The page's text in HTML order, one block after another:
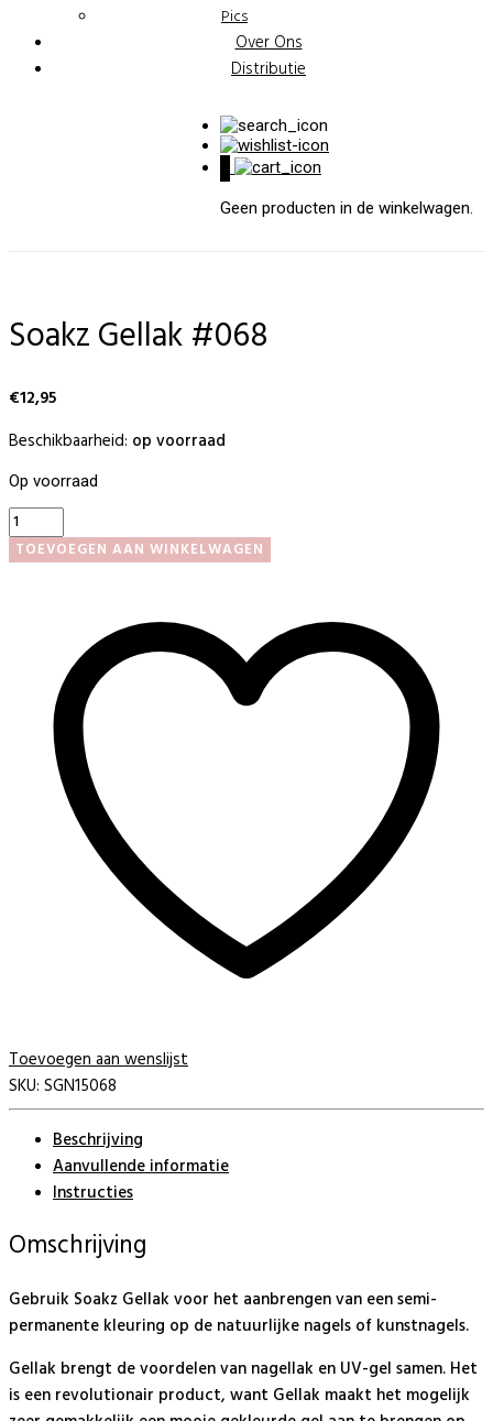
Pics
Over Ons
Distributie
Geen producten in de winkelwagen.
Soakz Gellak #068
€12,95
Beschikbaarheid: op voorraad
Op voorraad
Soakz
Gellak
#068
TOEVOEGEN AAN WINKELWAGEN
Toevoegen aan wenslijst
SKU: SGN15068
Beschrijving
Aanvullende informatie
Instructies
Omschrijving
Gebruik Soakz Gellak voor het aanbrengen van een semi-
permanente kleuring op de natuurlijke nagels of kunstnagels.
Gellak brengt de voordelen van nagellak en UV-gel samen. Het
is een revolutionair product, want Gellak maakt het mogelijk